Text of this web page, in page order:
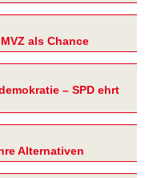
als Chance
– SPD ehrt
Alternativen